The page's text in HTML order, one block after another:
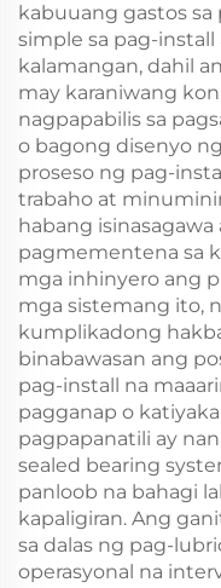
kabuuang gastos
simple sa pag-
kalamangan, dahil
may karaniwang
nagpapabilis sa
o bagong disenyo
proseso ng pag-
trabaho at
habang
pagmementena sa
mga inhinyero ang
mga sistemang ito,
kumplikadong
binabawasan ang
pag-install na
pagganap o
pagpapanatili ay
sealed bearing
panloob na bahagi
kapaligiran. Ang
sa dalas ng pag-
operasyonal na